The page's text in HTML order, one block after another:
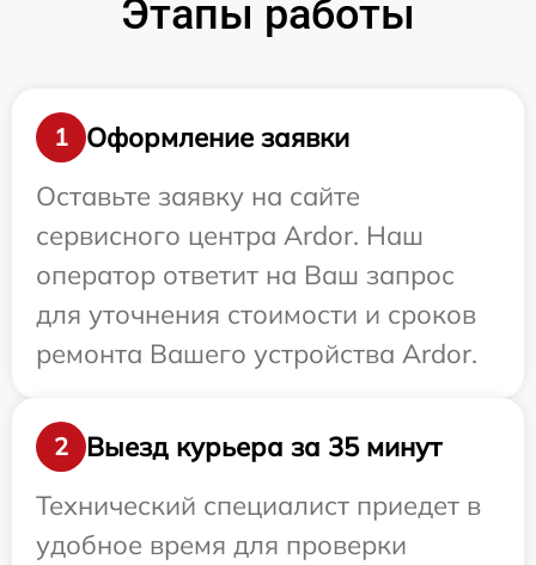
Этапы работы
1
Оформление заявки
Оставьте заявку на сайте
сервисного центра Ardor. Наш
оператор ответит на Ваш запрос
для уточнения стоимости и сроков
ремонта Вашего устройства Ardor.
2
Выезд курьера за 35 минут
Технический специалист приедет в
удобное время для проверки